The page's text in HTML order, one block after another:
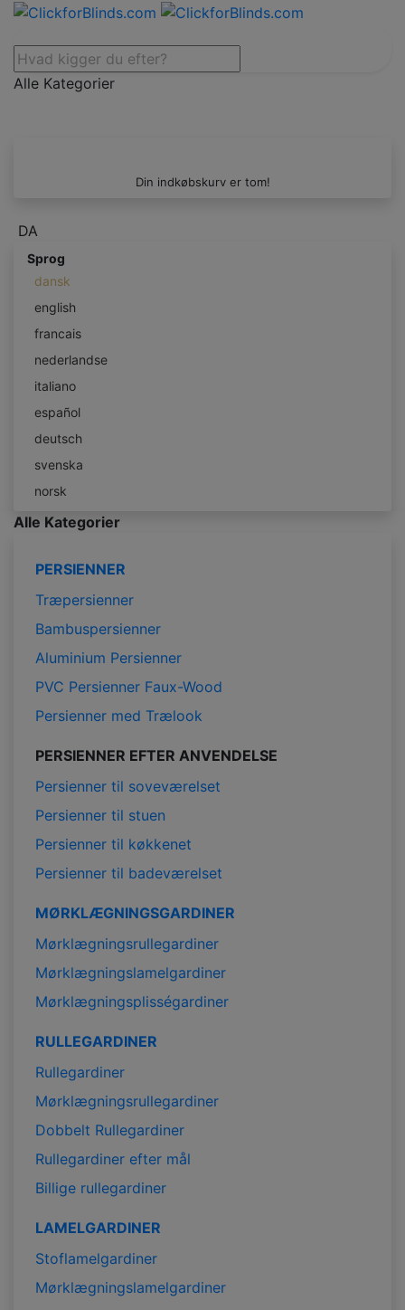
Alle Kategorier
Din indkøbskurv er tom!
DA
Sprog
dansk
english
francais
nederlandse
italiano
español
deutsch
svenska
norsk
Alle Kategorier
PERSIENNER
Træpersienner
Bambuspersienner
Aluminium Persienner
PVC Persienner Faux-Wood
Persienner med Trælook
PERSIENNER EFTER ANVENDELSE
Persienner til soveværelset
Persienner til stuen
Persienner til køkkenet
Persienner til badeværelset
MØRKLÆGNINGSGARDINER
Mørklægningsrullegardiner
Mørklægningslamelgardiner
Mørklægningsplisségardiner
RULLEGARDINER
Rullegardiner
Mørklægningsrullegardiner
Dobbelt Rullegardiner
Rullegardiner efter mål
Billige rullegardiner
LAMELGARDINER
Stoflamelgardiner
Mørklægningslamelgardiner